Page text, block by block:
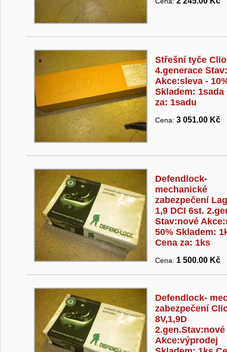
Střešní tyče Clio
4.generace
Akce:sleva -
Skladem: 1sada
za: 1sadu
Cena: 3 051.00 Kč
Defendlock-
mechanické
zabezpečení
1,9 DCI 6st.
Stav:nové
50% Skladem:
Cena za: 1ks
Cena: 1 500.00 Kč
Defendlock-
zabezpečení
8V,1,9D
2.gen.Stav:nové
Akce:výprodej